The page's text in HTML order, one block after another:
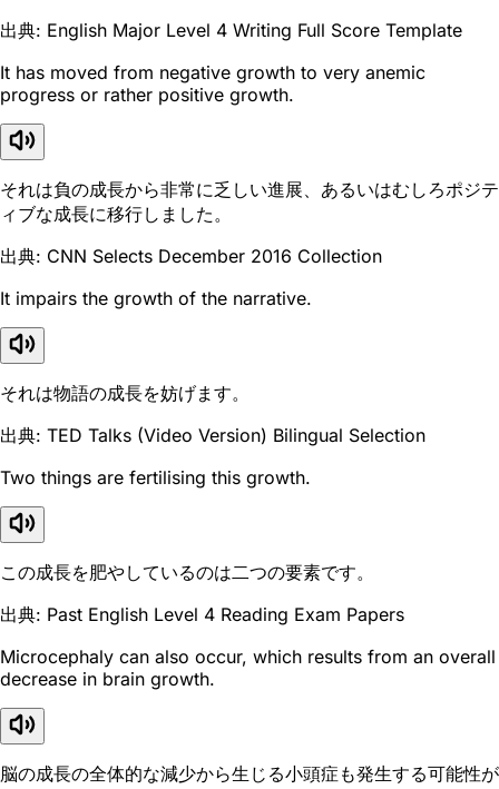
出典: English Major Level 4 Writing Full Score Template
It has moved from negative growth to very anemic
progress or rather positive growth.
それは負の成長から非常に乏しい進展、あるいはむしろポジテ
ィブな成長に移行しました。
出典: CNN Selects December 2016 Collection
It impairs the growth of the narrative.
それは物語の成長を妨げます。
出典: TED Talks (Video Version) Bilingual Selection
Two things are fertilising this growth.
この成長を肥やしているのは二つの要素です。
出典: Past English Level 4 Reading Exam Papers
Microcephaly can also occur, which results from an overall
decrease in brain growth.
脳の成長の全体的な減少から生じる小頭症も発生する可能性が